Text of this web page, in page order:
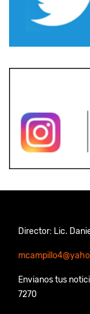
Director: Lic.
Envianos tus
7270